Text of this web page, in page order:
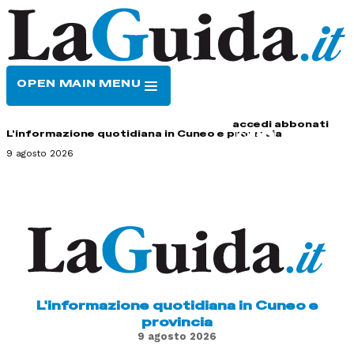
OPEN MAIN MENU
accedi abbonati
L'informazione quotidiana in Cuneo e provincia
9 agosto 2026
L'informazione quotidiana in Cuneo e
provincia
9 agosto 2026